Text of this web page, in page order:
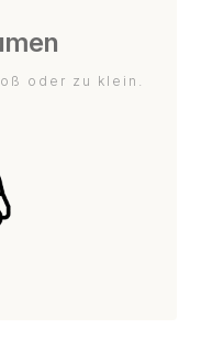
oder zu klein.